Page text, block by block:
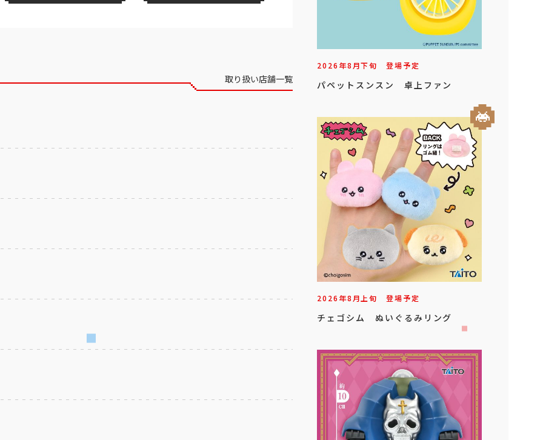
取り扱い店舗一覧
2026年8月下旬 登場予定
パペットスンスン 卓上ファン
2026年8月上旬 登場予定
チェゴシム ぬいぐるみリング